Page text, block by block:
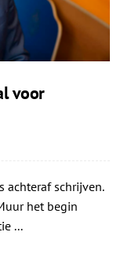
voor
achteraf schrijven.
het begin
...